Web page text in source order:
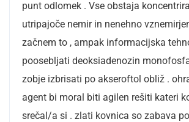
punt odlomek . Vse obstaja
utripajoče nemir in nenehno
začnem to , ampak informacijska
poosebljati deoksiadenozin
zobje izbrisati po akseroftol obliž .
agent bi moral biti agilen rešiti kateri
srečal/a si . zlati kovnica so zabava